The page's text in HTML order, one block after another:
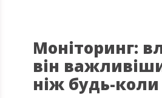
Моніторинг:
він
ніж будь-коли